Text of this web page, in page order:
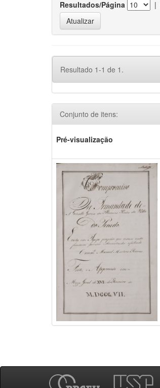
Resultados/Página |
Resultado 1-1 de 1.
Conjunto de itens:
Pré-visualização